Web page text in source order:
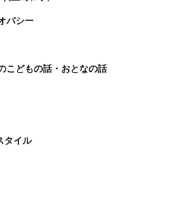
パシー
こどもの話・おとなの話
タイル